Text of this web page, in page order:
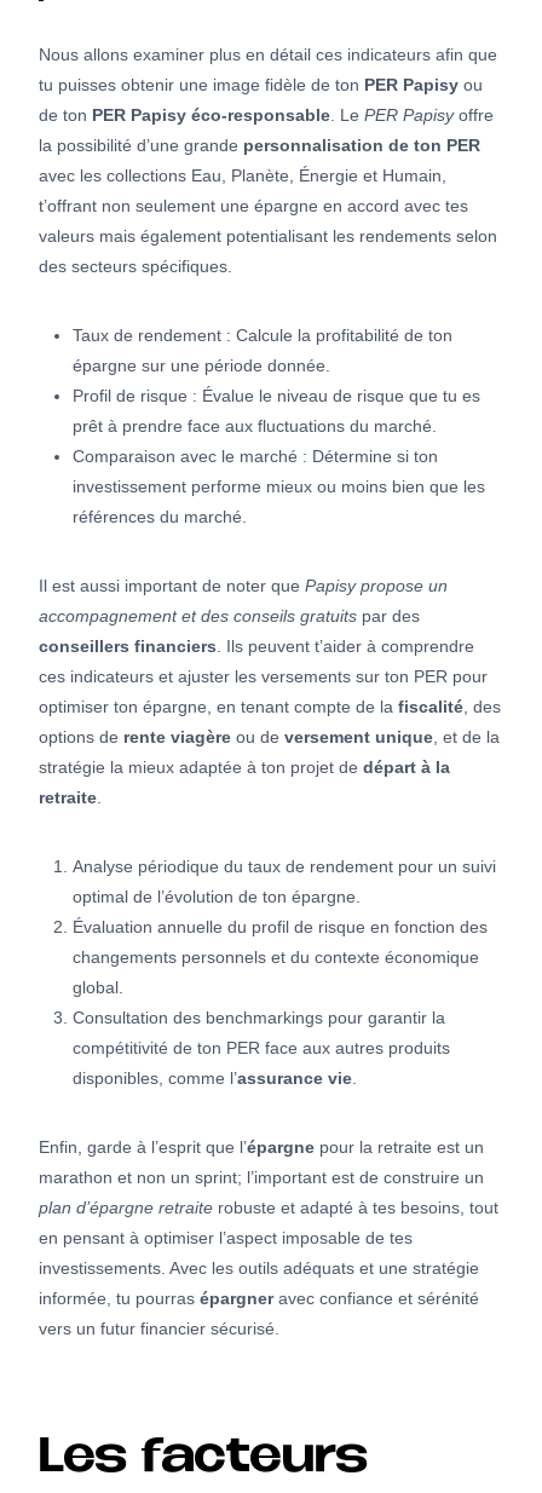
Nous allons examiner plus en détail ces indicateurs afin que
tu puisses obtenir une image fidèle de ton PER Papisy ou
de ton PER Papisy éco-responsable . Le PER Papisyoffre
la possibilité d’une grande personnalisation de ton PER
avec les collections Eau, Planète, Énergie et Humain,
t’offrant non seulement une épargne en accord avec tes
valeurs mais également potentialisant les rendements selon
des secteurs spécifiques.
Taux de rendement : Calcule la profitabilité de ton
épargne sur une période donnée.
Profil de risque : Évalue le niveau de risque que tu es
prêt à prendre face aux fluctuations du marché.
Comparaison avec le marché : Détermine si ton
investissement performe mieux ou moins bien que les
références du marché.
Il est aussi important de noter que Papisy propose un
accompagnement et des conseils gratuits par des
conseillers financiers . Ils peuvent t’aider à comprendre
ces indicateurs et ajuster les versements sur ton PER pour
optimiser ton épargne, en tenant compte de la fiscalité , des
options de rente viagère ou de versement unique , et de la
stratégie la mieux adaptée à ton projet de départ à la
retraite
Analyse périodique du taux de rendement pour un suivi
optimal de l’évolution de ton épargne.
Évaluation annuelle du profil de risque en fonction des
changements personnels et du contexte économique
global.
Consultation des benchmarkings pour garantir la
compétitivité de ton PER face aux autres produits
disponibles, comme l’assurance vie
Enfin, garde à l’esprit que l’épargne pour la retraite est un
marathon et non un sprint; l’important est de construire un
plan d’épargne retraite robuste et adapté à tes besoins, tout
en pensant à optimiser l’aspect imposable de tes
investissements. Avec les outils adéquats et une stratégie
informée, tu pourras épargneravec confiance et sérénité
vers un futur financier sécurisé.
Les facteurs